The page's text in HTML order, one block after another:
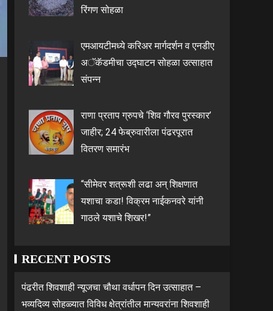
रिंगण सोहळा
एमआयटीमध्ये करिअर मार्गदर्शन व एनडीए
अॅकॅडमीचा उद्घाटन सोहळा उत्साहात
संपन्न
राणा प्रताप ग्रुपचे ‘शिव गौरव पुरस्कार’
जाहीर; 24 फेब्रुवारीला पंढरपूरात
वितरण समारंभ
“सीमेवर शत्रूशी लढा अन् शिक्षणात
यशाचा कडा! विक्रम नाईकनवरे यांनी
गाठले यशाचे शिखर!”
RECENT POSTS
पंढरीत शिवशाही न्यूजचा चौथा वर्धापन दिन उत्साहात –
भव्यदिव्य सोहळ्यात विविध क्षेत्रांतील मान्यवरांना शिवशाही